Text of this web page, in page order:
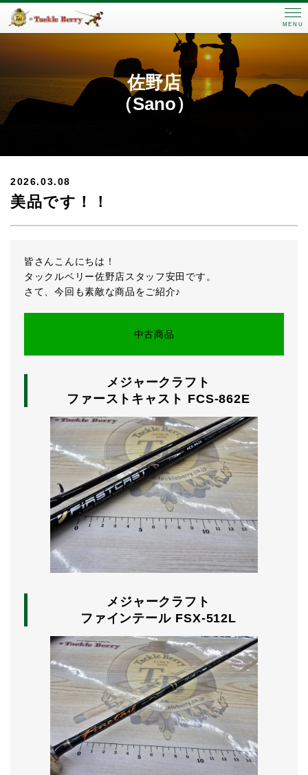
MENU
佐野店
（Sano）
2026.03.08
美品です！！
皆さんこんにちは！
タックルベリー佐野店スタッフ安田です。
さて、今回も素敵な商品をご紹介♪
中古商品
メジャークラフト
ファーストキャスト FCS-862E
メジャークラフト
ファインテール FSX-512L